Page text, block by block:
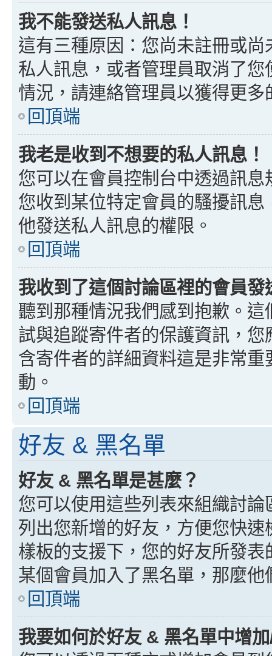
我不能發送私人訊息！
這有三種原因：您尚未註冊或
私人訊息，或者管理員取消了
情況，請連絡管理員以獲得更多
回頂端
我老是收到不想要的私人訊息！
您可以在會員控制台中透過訊
您收到某位特定會員的騷擾訊
他發送私人訊息的權限。
回頂端
我收到了這個討論區裡的會員
聽到那種情況我們感到抱歉。
試與追蹤寄件者的保護資訊，
含寄件者的詳細資料這是非常
動。
回頂端
好友 & 黑名單
好友 & 黑名單是甚麼？
您可以使用這些列表來組織討
列出您新增的好友，方便您快
樣板的支援下，您的好友所發
某個會員加入了黑名單，那麼
回頂端
我要如何於好友 & 黑名單中增